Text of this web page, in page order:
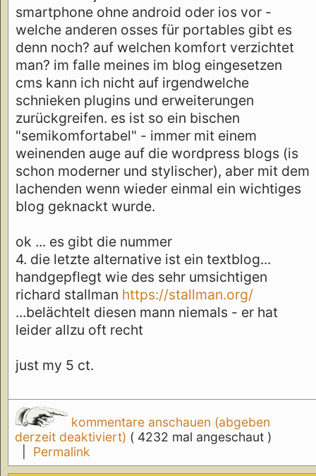
smartphone ohne android oder ios vor -
welche anderen osses für portables gibt es
denn noch? auf welchen komfort verzichtet
man? im falle meines im blog eingesetzen
cms kann ich nicht auf irgendwelche
schnieken plugins und erweiterungen
zurückgreifen. es ist so ein bischen
"semikomfortabel" - immer mit einem
weinenden auge auf die wordpress blogs (is
schon moderner und stylischer), aber mit dem
lachenden wenn wieder einmal ein wichtiges
blog geknackt wurde.
ok ... es gibt die nummer
4. die letzte alternative ist ein textblog...
handgepflegt wie des sehr umsichtigen
richard stallman https://stallman.org/
...belächtelt diesen mann niemals - er hat
leider allzu oft recht
just my 5 ct.
kommentare anschauen (abgeben
derzeit deaktiviert) ( 4232 mal angeschaut )
Permalink